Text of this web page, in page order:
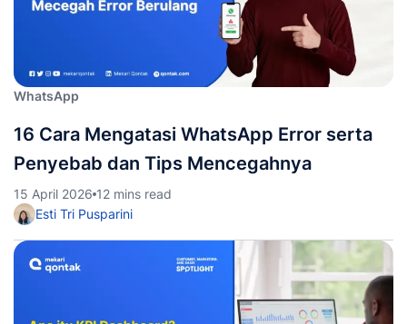
WhatsApp
16 Cara Mengatasi WhatsApp Error serta
Penyebab dan Tips Mencegahnya
15 April 2026 12 mins read
Esti Tri Pusparini